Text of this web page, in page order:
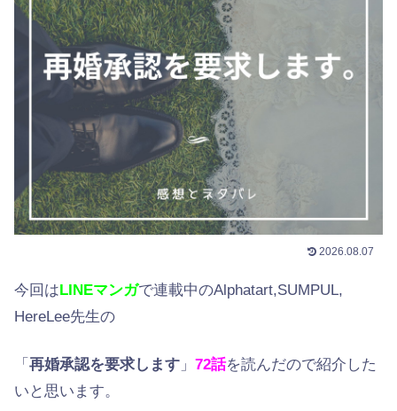
2026.08.07
今回は LINEマンガで連載中のAlphatart,SUMPUL,
HereLee先生の
「 再婚承認を要求します 」 72話を読んだので紹介した
いと思います。